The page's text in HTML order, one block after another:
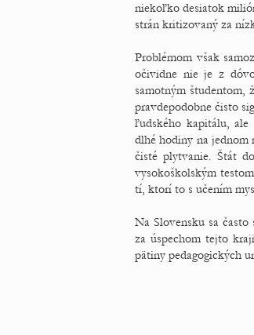
niekoľko desiatok
strán kritizovaný za
Problémom však
očividne nie je z
samotným študentom,
pravdepodobne čisto
ľudského kapitálu, ale
dlhé hodiny na
čisté plytvanie. Štát
vysokoškolským
tí, ktorí to s učením
Na Slovensku sa
za úspechom tejto
pätiny pedagogických